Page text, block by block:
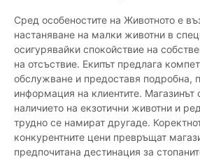
Сред особеностите на Животното е
настаняване на малки животни в
осигурявайки спокойствие на
на отсъствие. Екипът предлага
обслужване и предоставя подробна,
информация на клиентите. Магазинът
наличието на екзотични животни и
трудно се намират другаде.
конкурентните цени превръщат
предпочитана дестинация за